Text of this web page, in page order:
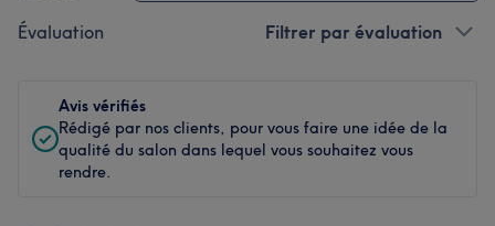
Évaluation Filtrer par évaluation
Avis vérifiés
Rédigé par nos clients, pour vous faire une idée de la
qualité du salon dans lequel vous souhaitez vous
rendre.